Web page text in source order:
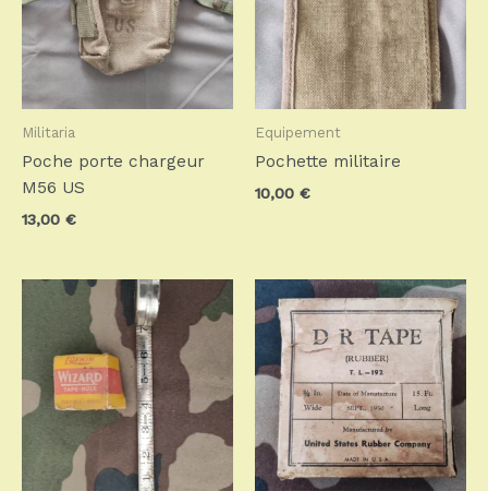
Militaria
Poche porte chargeur
M56 US
13,00 €
Equipement
Pochette militaire
10,00 €